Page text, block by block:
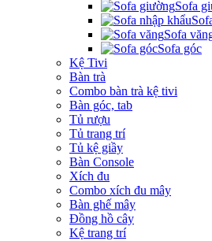
Sofa
Sofa
Sofa góc
Kệ Tivi
Bàn trà
Combo bàn trà kệ tivi
Bàn góc, tab
Tủ rượu
Tủ trang trí
Tủ kệ giầy
Bàn Console
Xích đu
Combo xích đu mây
Bàn ghế mây
Đồng hồ cây
Kệ trang trí